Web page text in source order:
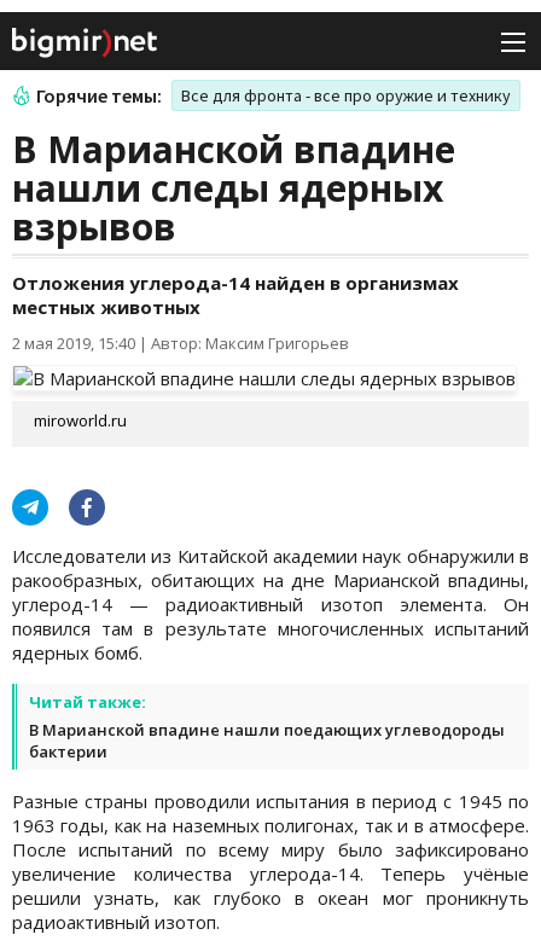
Горячие темы: Все для фронта - все про оружие и технику
В Марианской впадине
нашли следы ядерных
взрывов
Отложения углерода-14 найден в организмах
местных животных
2 мая 2019, 15:40 | Автор: Максим Григорьев
miroworld.ru
Исследователи из Китайской академии наук обнаружили в
ракообразных, обитающих на дне Марианской впадины,
углерод-14 — радиоактивный изотоп элемента. Он
появился там в результате многочисленных испытаний
ядерных бомб.
Читай также:
В Марианской впадине нашли поедающих углеводороды
бактерии
Разные страны проводили испытания в период с 1945 по
1963 годы, как на наземных полигонах, так и в атмосфере.
После испытаний по всему миру было зафиксировано
увеличение количества углерода-14. Теперь учёные
решили узнать, как глубоко в океан мог проникнуть
радиоактивный изотоп.